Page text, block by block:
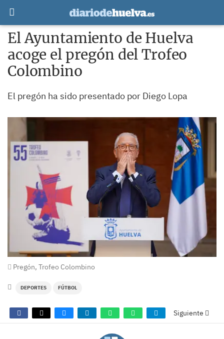
El Ayuntamiento de Huelva
acoge el pregón del Trofeo
Colombino
El pregón ha sido presentado por Diego Lopa
Pregón, Trofeo Colombino
DEPORTES FÚTBOL
Siguiente